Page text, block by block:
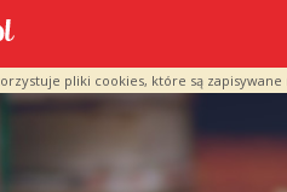
pliki cookies, które są